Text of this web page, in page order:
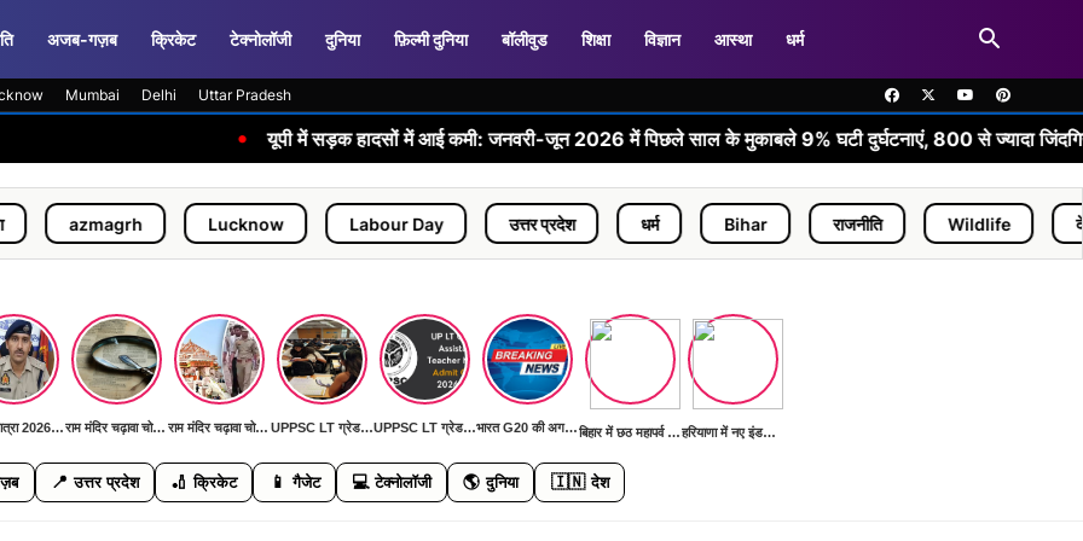
अजब-गज़ब क्रिकेट टेक्नोलॉजी दुनिया फ़िल्मी दुनिया बॉलीवुड शिक्षा विज्ञान आस्था धर्म
Mumbai Delhi Uttar Pradesh
यूपी में सड़क हादसों में आई कमी: जनवरी-जून 2026 में पिछले साल के मुकाबले 9% घटी दुर्घटनाएं, 800 से ज्यादा जिंदगियां बचीं
Lucknow Labour Day उत्तर प्रदेश धर्म Bihar राजनीति Wildlife देश
कांवड़ यात्रा 2026: पहली बार AI कैमरों और ड्रोन से निगरानी, DGP ने दिया 'जीरो इंसीडेंट, जीरो एक्सीडेंट' का लक्ष्य राम मंदिर चढ़ावा चोरी मामला: SIT जांच में सामने आई बड़ी मनी ट्रेल, जल्द खुलेगा रहस्य से पर्दा राम मंदिर चढ़ावा चोरी मामला: SIT जांच में सामने आई बड़ी मनी ट्रेल, जल्द खुलेगा रहस्य से पर्दा UPPSC LT ग्रेड मुख्य परीक्षा 11 जुलाई को: हिंदी, सामाजिक विज्ञान, फिजिकल साइंस और संगीत विषयों की होगी परीक्षा UPPSC LT ग्रेड मुख्य परीक्षा 11 जुलाई को: हिंदी, सामाजिक विज्ञान, फिजिकल साइंस और संगीत विषयों की होगी परीक्षा भारत G20 की अगली बैठक की तैयारी में बिहार में छठ महापर्व की तैयारियां शुरू हरियाणा में नए इंडस्ट्रियल पार्क का निर्माण
📍 उत्तर प्रदेश 🏏 क्रिकेट 📱 गैजेट 💻 टेक्नोलॉजी 🌎 दुनिया 🇮🇳 देश